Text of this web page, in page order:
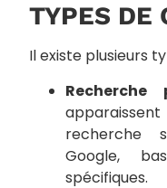
TYPES DE
Il existe plusieurs
Recherche
recherche
Google,
spécifiques.